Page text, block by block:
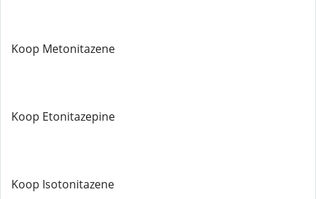
Koop Metonitazene
Koop Etonitazepine
Koop Isotonitazene